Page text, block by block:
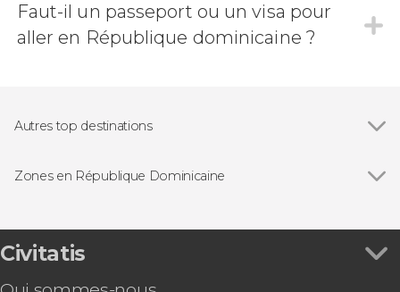
Faut-il un passeport ou un visa pour
aller en République dominicaine ?
Autres top destinations
Boca Chica
San Pedro de Macorís
Zones en République Dominicaine
Civitatis